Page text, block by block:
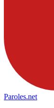
Paroles.net